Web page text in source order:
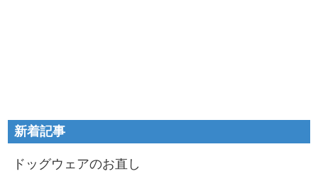
新着記事
ドッグウェアのお直し